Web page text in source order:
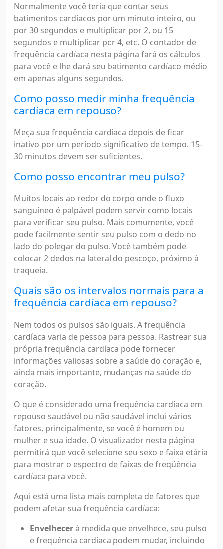
Normalmente você teria que contar seus
batimentos cardíacos por um minuto inteiro, ou
por 30 segundos e multiplicar por 2, ou 15
segundos e multiplicar por 4, etc. O contador de
frequência cardíaca nesta página fará os cálculos
para você e lhe dará seu batimento cardíaco médio
em apenas alguns segundos.
Como posso medir minha frequência
cardíaca em repouso?
Meça sua frequência cardíaca depois de ficar
inativo por um período significativo de tempo. 15-
30 minutos devem ser suficientes.
Como posso encontrar meu pulso?
Muitos locais ao redor do corpo onde o fluxo
sanguíneo é palpável podem servir como locais
para verificar seu pulso. Mais comumente, você
pode facilmente sentir seu pulso com o dedo no
lado do polegar do pulso. Você também pode
colocar 2 dedos na lateral do pescoço, próximo à
traqueia.
Quais são os intervalos normais para a
frequência cardíaca em repouso?
Nem todos os pulsos são iguais. A frequência
cardíaca varia de pessoa para pessoa. Rastrear sua
própria frequência cardíaca pode fornecer
informações valiosas sobre a saúde do coração e,
ainda mais importante, mudanças na saúde do
coração.
O que é considerado uma frequência cardíaca em
repouso saudável ou não saudável inclui vários
fatores, principalmente, se você é homem ou
mulher e sua idade. O visualizador nesta página
permitirá que você selecione seu sexo e faixa etária
para mostrar o espectro de faixas de freqüência
cardíaca para você.
Aqui está uma lista mais completa de fatores que
podem afetar sua frequência cardíaca:
Envelhecerà medida que envelhece, seu pulso
e frequência cardíaca podem mudar, incluindo